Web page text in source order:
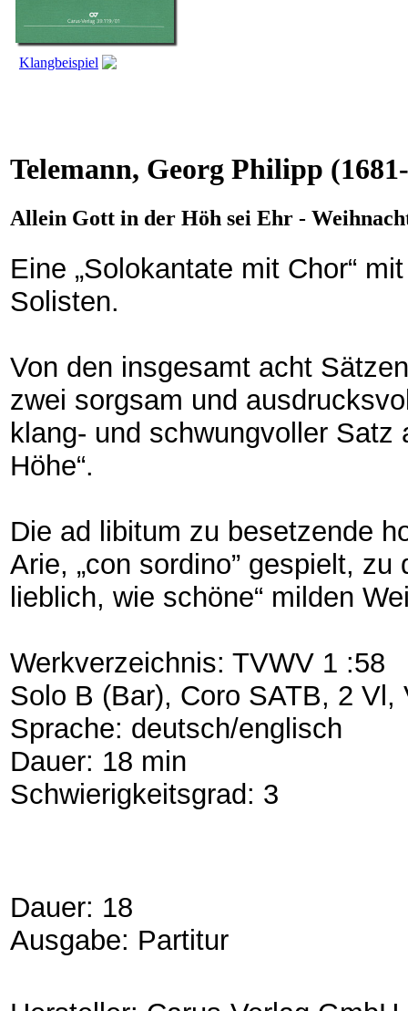
Klangbeispiel
Telemann, Georg Philipp
Allein Gott in der Höh sei Ehr -
Eine „Solokantate mit Chor“
Solisten.
Von den insgesamt acht
zwei sorgsam und
klang- und schwungvoller Satz
Höhe“.
Die ad libitum zu besetzende
Arie, „con sordino” gespielt,
lieblich, wie schöne“ milden
Werkverzeichnis: TVWV 1 :58
Solo B (Bar), Coro SATB, 2 Vl,
Sprache: deutsch/englisch
Dauer: 18 min
Schwierigkeitsgrad: 3
Dauer: 18
Ausgabe: Partitur